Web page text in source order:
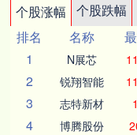
个股涨幅 个股跌幅
排名
名称
1
N展芯
2 锐翔智能
3 志特新材
4 博腾股份